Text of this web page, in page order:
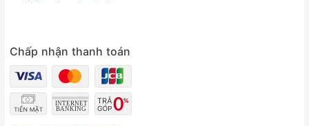
bánh mỳ Pháp, bánh ngọt, làm bột, sandwich cho tới mứt,
cả nhà.
Máy còn có khả năng điều chỉnh màu bánh theo ý muốn với 3
mức điều chỉnh màu bánh: vàng nhạt - trung bình - đậm để
bạn lựa chọn tùy theo sở thích. Máy đem lại chất lượng bánh
tuyệt vời, kiểu dáng đẹp mắt.
Chấp nhận thanh toán